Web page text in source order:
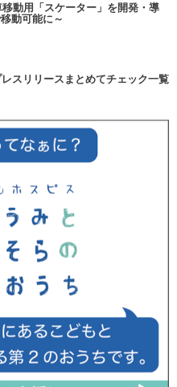
動用「スケーター」を開発・導
動可能に～
レスリリースまとめてチェック一覧